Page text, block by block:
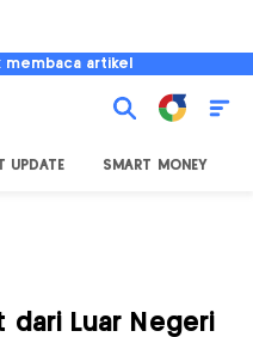
artikel
UPDATE SMART MONEY
dari Luar Negeri